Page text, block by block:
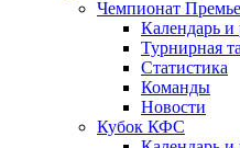
Чемпионат
Календарь и
Турнирная
Статистика
Команды
Новости
Кубок КФС